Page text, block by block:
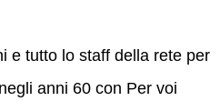
e tutto lo staff della rete per
anni 60 con Per voi